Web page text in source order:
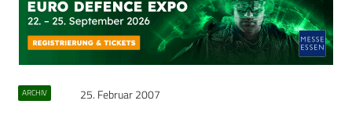
ARCHIV 25. Februar 2007